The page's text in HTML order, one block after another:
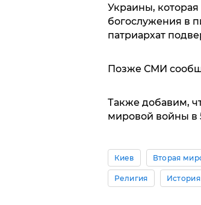
Украины,
богослужения в
патриархат
Позже СМИ
Также добавим,
мировой войны в
Киев Вторая
Религия История